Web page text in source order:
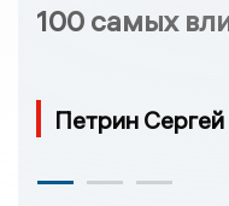
100 самых
Петрин